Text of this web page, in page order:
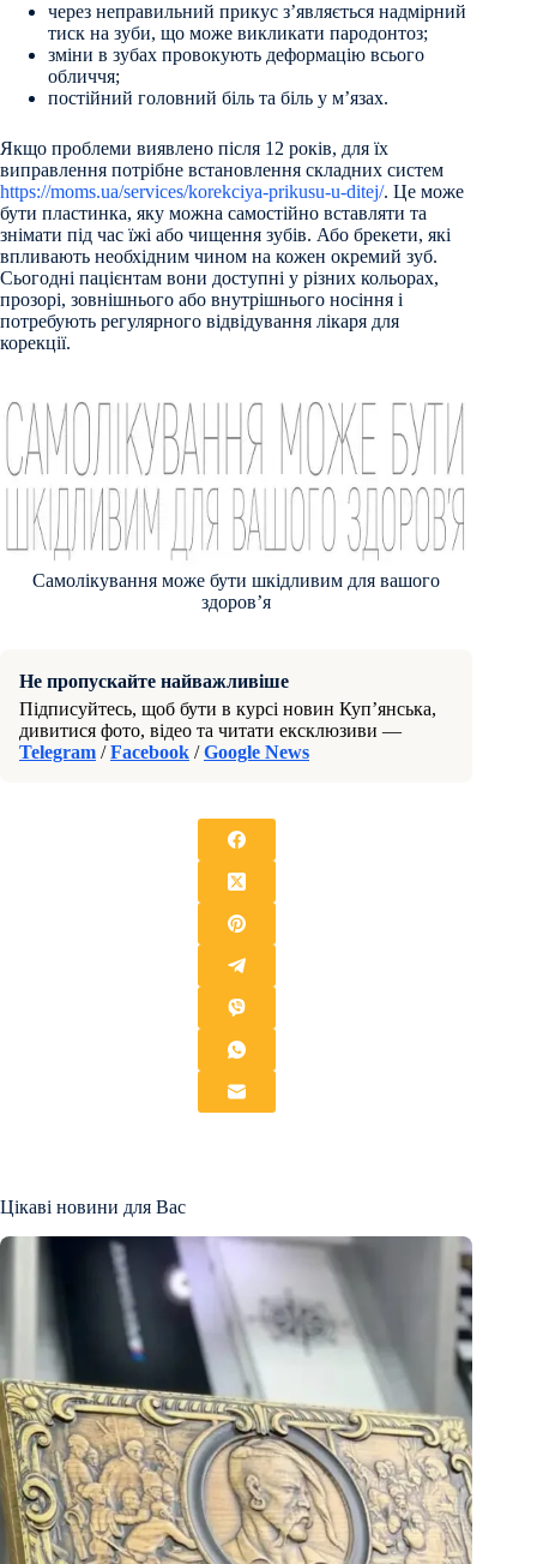
через неправильний прикус з’являється надмірний
тиск на зуби, що може викликати пародонтоз;
зміни в зубах провокують деформацію всього
обличчя;
постійний головний біль та біль у м’язах.
Якщо проблеми виявлено після 12 років, для їх
виправлення потрібне встановлення складних систем
https://moms.ua/services/korekciya-prikusu-u-ditej/. Це може
бути пластинка, яку можна самостійно вставляти та
знімати під час їжі або чищення зубів. Або брекети, які
впливають необхідним чином на кожен окремий зуб.
Сьогодні пацієнтам вони доступні у різних кольорах,
прозорі, зовнішнього або внутрішнього носіння і
потребують регулярного відвідування лікаря для
корекції.
Самолікування може бути шкідливим для вашого
здоров’я
Не пропускайте найважливіше
Підписуйтесь, щоб бути в курсі новин Куп’янська,
дивитися фото, відео та читати ексклюзиви —
Telegram /Facebook /Google News
Цікаві новини для Вас